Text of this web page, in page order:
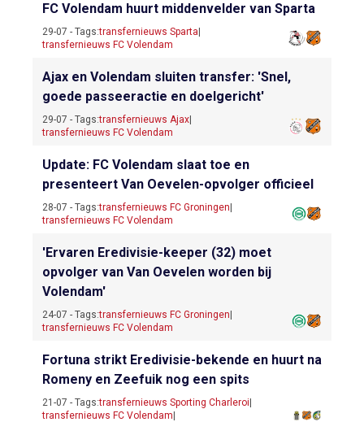
FC Volendam huurt middenvelder van Sparta
29-07 - Tags:transfernieuws Sparta
transfernieuws FC Volendam
Ajax en Volendam sluiten transfer: 'Snel,
goede passeeractie en doelgericht'
29-07 - Tags:transfernieuws Ajax
transfernieuws FC Volendam
Update: FC Volendam slaat toe en
presenteert Van Oevelen-opvolger officieel
28-07 - Tags:transfernieuws FC Groningen
transfernieuws FC Volendam
'Ervaren Eredivisie-keeper (32) moet
opvolger van Van Oevelen worden bij
Volendam'
24-07 - Tags:transfernieuws FC Groningen
transfernieuws FC Volendam
Fortuna strikt Eredivisie-bekende en huurt na
Romeny en Zeefuik nog een spits
21-07 - Tags:transfernieuws Sporting Charleroi
transfernieuws FC Volendam